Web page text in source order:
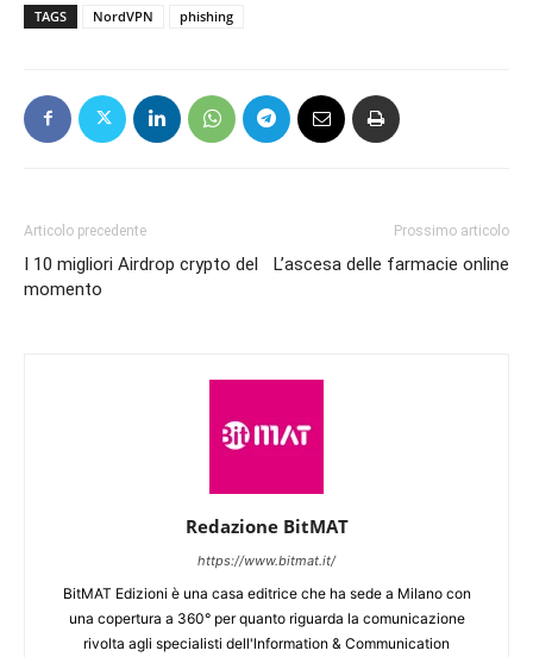
TAGS NordVPN phishing
Articolo precedente
I 10 migliori Airdrop crypto del
momento
Prossimo articolo
L’ascesa delle farmacie online
Redazione BitMAT
https://www.bitmat.it/
BitMAT Edizioni è una casa editrice che ha sede a Milano con
una copertura a 360° per quanto riguarda la comunicazione
rivolta agli specialisti dell'lnformation & Communication